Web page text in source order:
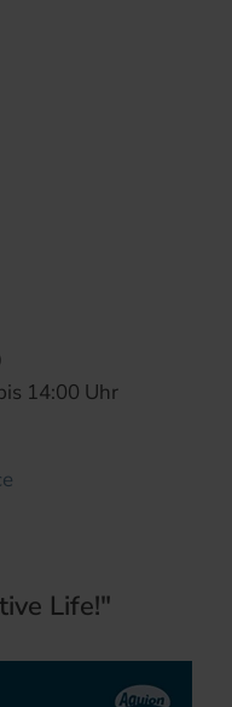
14:00 Uhr
Life!"